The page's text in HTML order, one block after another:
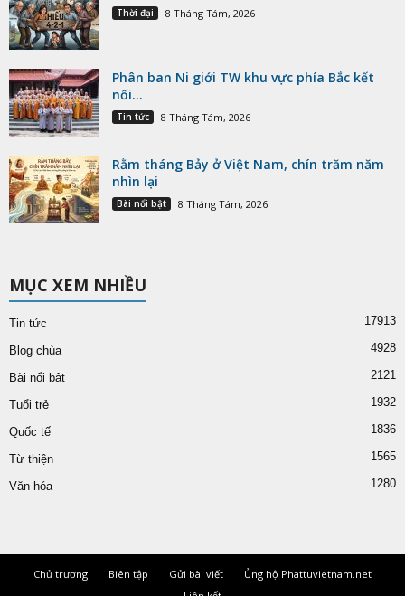
Thời đại 8 Tháng Tám, 2026
Phân ban Ni giới TW khu vực phía Bắc kết
nối...
Tin tức 8 Tháng Tám, 2026
Rằm tháng Bảy ở Việt Nam, chín trăm năm
nhìn lại
Bài nổi bật 8 Tháng Tám, 2026
MỤC XEM NHIỀU
Tin tức 17913
Blog chùa 4928
Bài nổi bật 2121
Tuổi trẻ 1932
Quốc tế 1836
Từ thiện 1565
Văn hóa 1280
Chủ trương Biên tập Gửi bài viết
Ủng hộ Phattuvietnam.net